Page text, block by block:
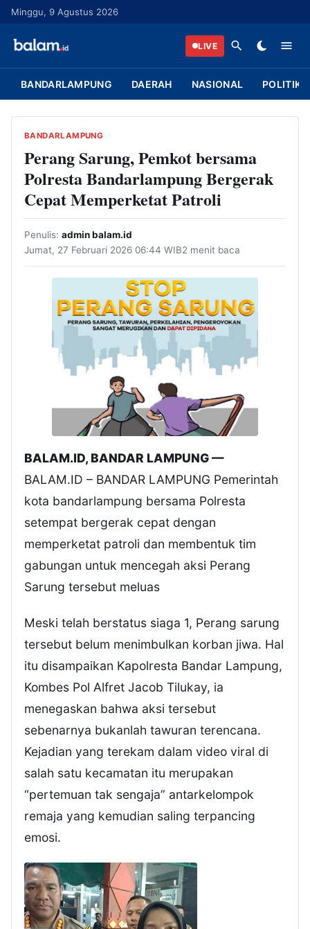
u
Minggu, 9 Agustus 2026
LIVE
BANDARLAMPUNG DAERAH NASIONAL POLITIK
BANDARLAMPUNG
Perang Sarung, Pemkot bersama
Polresta Bandarlampung Bergerak
Cepat Memperketat Patroli
Penulis: admin balam.id
Jumat, 27 Februari 2026 06:44 WIB2 menit baca
BALAM.ID, BANDAR LAMPUNG —
BALAM.ID – BANDAR LAMPUNG Pemerintah
kota bandarlampung bersama Polresta
setempat bergerak cepat dengan
memperketat patroli dan membentuk tim
gabungan untuk mencegah aksi Perang
Sarung tersebut meluas
Meski telah berstatus siaga 1, Perang sarung
tersebut belum menimbulkan korban jiwa. Hal
itu disampaikan Kapolresta Bandar Lampung,
Kombes Pol Alfret Jacob Tilukay, ia
menegaskan bahwa aksi tersebut
sebenarnya bukanlah tawuran terencana.
Kejadian yang terekam dalam video viral di
salah satu kecamatan itu merupakan
“pertemuan tak sengaja” antarkelompok
remaja yang kemudian saling terpancing
emosi.